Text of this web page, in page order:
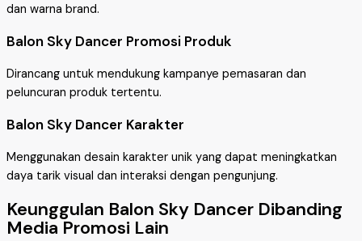
dan warna brand.
Balon Sky Dancer Promosi Produk
Dirancang untuk mendukung kampanye pemasaran dan
peluncuran produk tertentu.
Balon Sky Dancer Karakter
Menggunakan desain karakter unik yang dapat meningkatkan
daya tarik visual dan interaksi dengan pengunjung.
Keunggulan Balon Sky Dancer Dibanding
Media Promosi Lain